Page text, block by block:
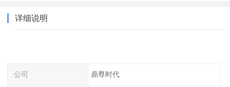
详细说明
公司 鼎尊时代